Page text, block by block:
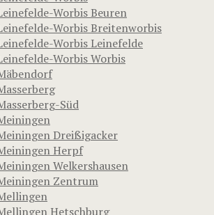
Worbis Beuren
Worbis Breitenworbis
Worbis Leinefelde
Worbis Worbis
Süd
Dreißigacker
Herpf
Welkershausen
Zentrum
Hetschburg